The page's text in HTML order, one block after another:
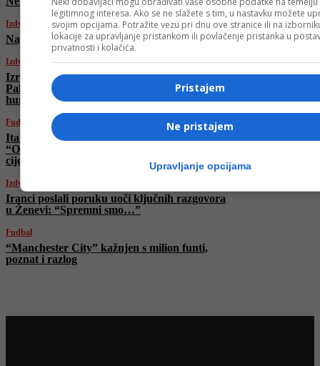
Izdvojeno
Napadnuta bolnica u Teheranu
Izdvojeno
Izrael bez ikakve milosti! I danas ubijeni
Palestinci koji su čekali u redu za
humanitarnu pomoć
Fudbal
Italijanska legenda o Džekinom transferu:
“Odličan potez! Mi smo ga htjeli po svaku
cijenu!”
Izdvojeno
Iranci poslali poruku uoči ključnih razgovora
u Ženevi: “Spremni smo…”
Fudbal
“Manchester City” kažnjen s milion funti,
poznat i razlog
legitimnog interesa. Ako se ne slažete s tim, u nastavku možete
svojim opcijama. Potražite vezu pri dnu ove stranice ili na
lokacije za upravljanje pristankom ili povlačenje pristanka u
privatnosti i kolačića.
Pristajem
Ne pristajem
Upravljanje opcijama